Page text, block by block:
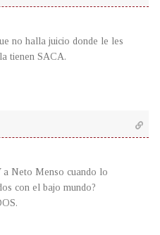
no halla juicio donde le les
tienen SACA.
a Neto Menso cuando lo
con el bajo mundo?